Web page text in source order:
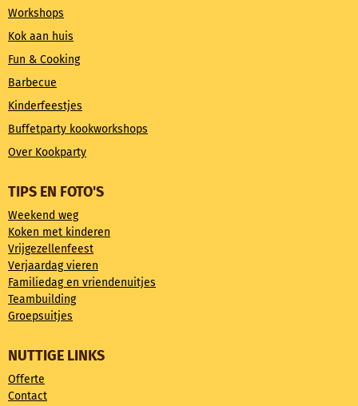
Workshops
Kok aan huis
Fun & Cooking
Barbecue
Kinderfeestjes
Buffetparty kookworkshops
Over Kookparty
TIPS EN FOTO'S
Weekend weg
Koken met kinderen
Vrijgezellenfeest
Verjaardag vieren
Familiedag en vriendenuitjes
Teambuilding
Groepsuitjes
NUTTIGE LINKS
Offerte
Contact